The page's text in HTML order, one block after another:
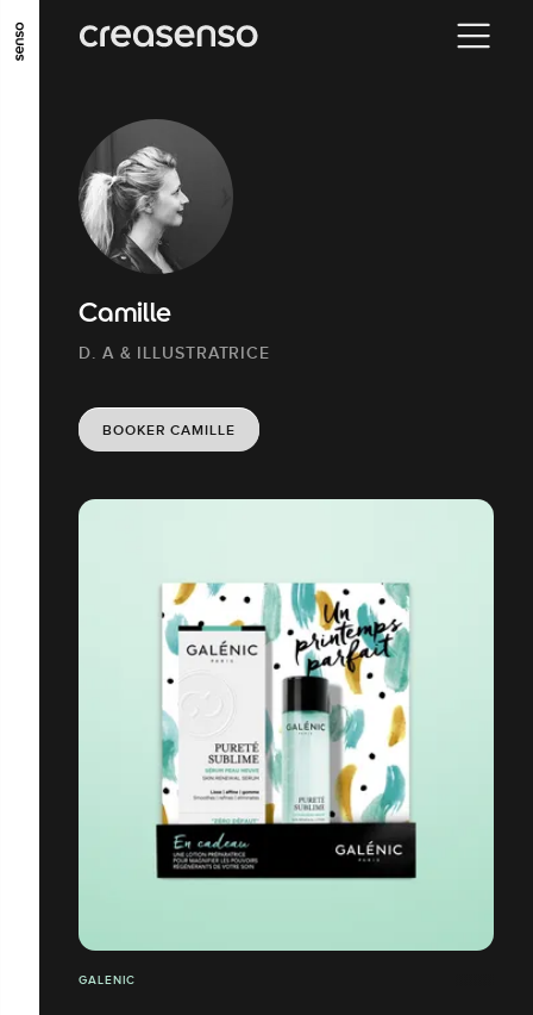
ALLER AU CONTENU PRINCIPAL
ALLER EN BAS DE PAGE
Camille
D. A & ILLUSTRATRICE
BOOKER CAMILLE
GALENIC